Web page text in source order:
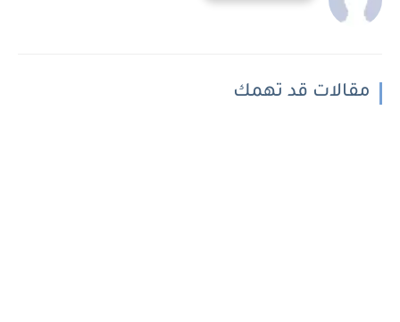
مقالات قد تهمك